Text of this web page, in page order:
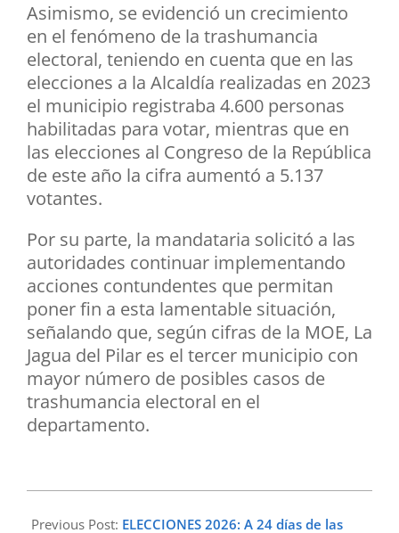
Asimismo, se evidenció un crecimiento
en el fenómeno de la trashumancia
electoral, teniendo en cuenta que en las
elecciones a la Alcaldía realizadas en 2023
el municipio registraba 4.600 personas
habilitadas para votar, mientras que en
las elecciones al Congreso de la República
de este año la cifra aumentó a 5.137
votantes.
Por su parte, la mandataria solicitó a las
autoridades continuar implementando
acciones contundentes que permitan
poner fin a esta lamentable situación,
señalando que, según cifras de la MOE, La
Jagua del Pilar es el tercer municipio con
mayor número de posibles casos de
trashumancia electoral en el
departamento.
05-
Previous Post: ELECCIONES 2026: A 24 días de las